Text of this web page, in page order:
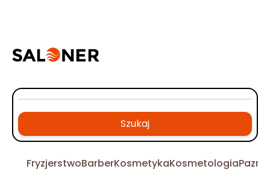
Szukaj
FryzjerstwoBarberKosmetykaKosmetologia